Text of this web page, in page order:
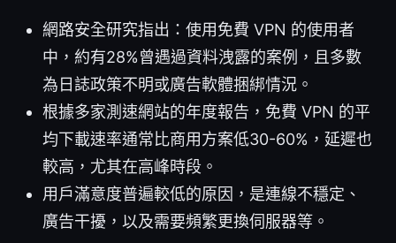
網路安全研究指出：使用免費 VPN 的使用者
中，約有28%曾遇過資料洩露的案例，且多數
為日誌政策不明或廣告軟體捆綁情況。
根據多家測速網站的年度報告，免費 VPN 的平
均下載速率通常比商用方案低30-60%，延遲也
較高，尤其在高峰時段。
用戶滿意度普遍較低的原因，是連線不穩定、
廣告干擾，以及需要頻繁更換伺服器等。